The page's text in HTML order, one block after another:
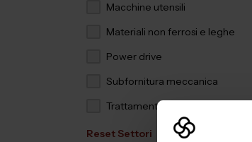
Macchine utensili
Materiali non ferrosi e leghe
Power drive
Subfornitura meccanica
Trattamenti e finiture
Reset Settori